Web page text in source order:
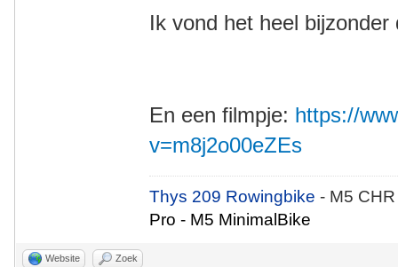
Ik vond het heel
En een filmpje: https://
v=m8j2o00eZEs
Thys 209 Rowingbike- M5
Pro - M5 MinimalBike
Website Zoek